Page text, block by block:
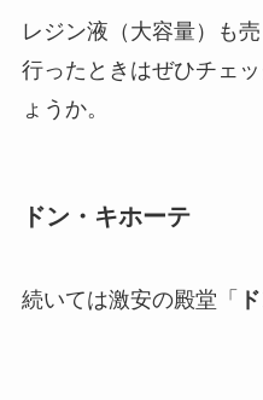
レジン液（大容量）も
行ったときはぜひチェ
ょうか。
ドン・キホーテ
続いては激安の殿堂「